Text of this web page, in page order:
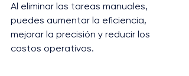
Al eliminar las tareas manuales,
puedes aumentar la eficiencia,
mejorar la precisión y reducir los
costos operativos.